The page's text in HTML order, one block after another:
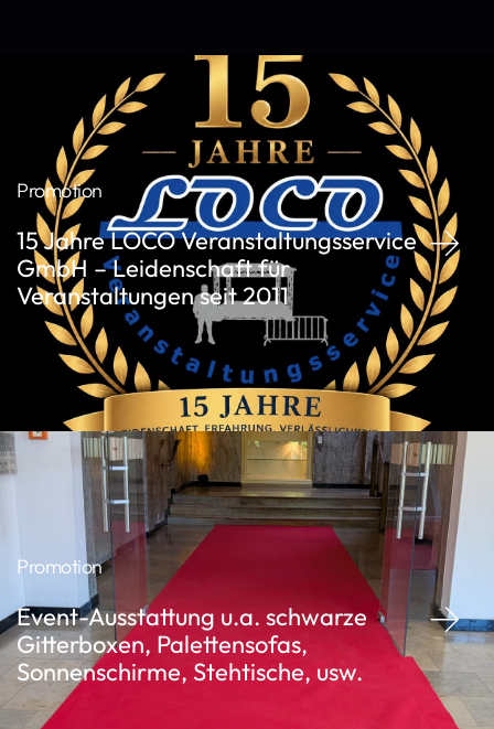
Promotion
15 Jahre LOCO Veranstaltungsservice
GmbH – Leidenschaft für
Veranstaltungen seit 2011
Promotion
Event-Ausstattung u.a. schwarze
Gitterboxen, Palettensofas,
Sonnenschirme, Stehtische, usw.